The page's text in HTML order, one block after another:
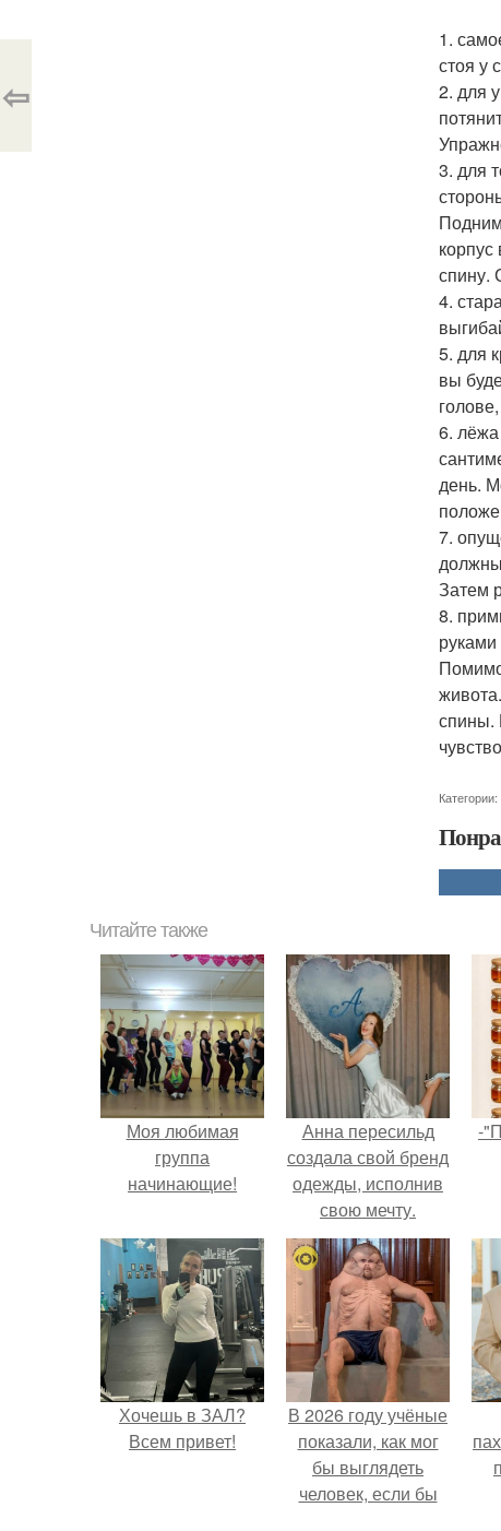
1.
стоя у
2. для
3. для
корпус
спину.
4.
5. для
вы
6.
день.
7.
Затем
8.
спины.
Категории:
⇦
Читайте также
Моя любимая
группа
начинающие!
Анна пересильд
создала свой бренд
одежды, исполнив
свою мечту.
-
Хочешь в ЗАЛ?
Всем привет!
В 2026 году учёные
показали, как мог
бы выглядеть
человек, если бы